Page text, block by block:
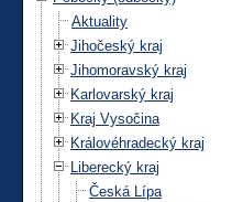
Aktuality
Jihočeský kraj
Jihomoravský kraj
Karlovarský kraj
Kraj Vysočina
Královéhradecký kraj
Liberecký kraj
Česká Lípa